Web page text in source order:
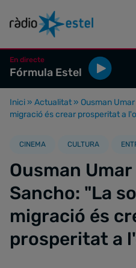
En directe
Fórmula Estel
Inici » Actualitat » Ousman
migració és crear prosperitat a
CINEMA CULTURA
Ousman Umar
Sancho: "La
migració és
prosperitat a